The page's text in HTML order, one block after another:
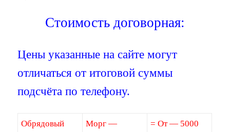
Стоимость договорная:
Цены указанные на сайте могут
отличаться от итоговой суммы
подсчёта по телефону.
Обрядовый
Морг —
= От — 5000